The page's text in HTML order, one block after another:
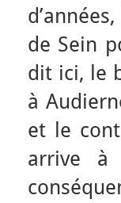
de Sein
dit ici, le
à
et le
arrive